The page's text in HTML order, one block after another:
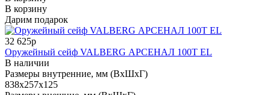
В корзину
Дарим подарок
32 625р
Оружейный сейф VALBERG АРСЕНАЛ 100Т EL
В наличии
Размеры внутренние, мм (ВхШхГ)
838x257x125